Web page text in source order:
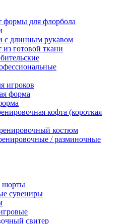
формы для флорбола
с длинным рукавом
готовой ткани
игроков
форма
кофта (короткая
костюм
/ разминочные
шорты
сувениры
свитер